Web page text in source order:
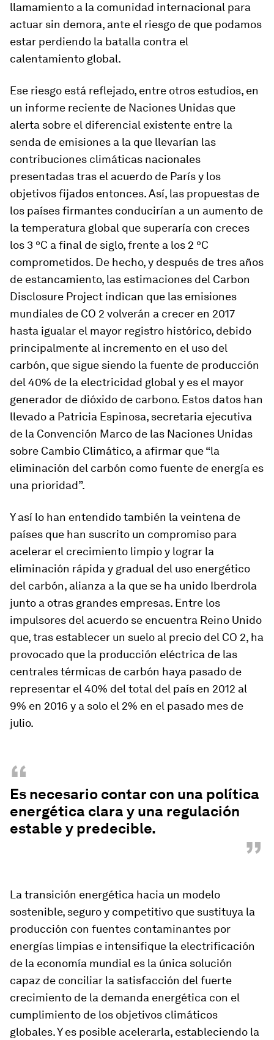
llamamiento a la comunidad internacional para
actuar sin demora, ante el riesgo de que podamos
estar perdiendo la batalla contra el
calentamiento global.
Ese riesgo está reflejado, entre otros estudios, en
un informe reciente de Naciones Unidas que
alerta sobre el diferencial existente entre la
senda de emisiones a la que llevarían las
contribuciones climáticas nacionales
presentadas tras el acuerdo de París y los
objetivos fijados entonces. Así, las propuestas de
los países firmantes conducirían a un aumento de
la temperatura global que superaría con creces
los 3 ºC a final de siglo, frente a los 2 ºC
comprometidos. De hecho, y después de tres años
de estancamiento, las estimaciones del Carbon
Disclosure Project indican que las emisiones
mundiales de CO 2 volverán a crecer en 2017
hasta igualar el mayor registro histórico, debido
principalmente al incremento en el uso del
carbón, que sigue siendo la fuente de producción
del 40% de la electricidad global y es el mayor
generador de dióxido de carbono. Estos datos han
llevado a Patricia Espinosa, secretaria ejecutiva
de la Convención Marco de las Naciones Unidas
sobre Cambio Climático, a afirmar que “la
eliminación del carbón como fuente de energía es
una prioridad”.
Y así lo han entendido también la veintena de
países que han suscrito un compromiso para
acelerar el crecimiento limpio y lograr la
eliminación rápida y gradual del uso energético
del carbón, alianza a la que se ha unido Iberdrola
junto a otras grandes empresas. Entre los
impulsores del acuerdo se encuentra Reino Unido
que, tras establecer un suelo al precio del CO 2, ha
provocado que la producción eléctrica de las
centrales térmicas de carbón haya pasado de
representar el 40% del total del país en 2012 al
9% en 2016 y a solo el 2% en el pasado mes de
julio.
“
Es necesario contar con una política
energética clara y una regulación
estable y predecible.
”
La transición energética hacia un modelo
sostenible, seguro y competitivo que sustituya la
producción con fuentes contaminantes por
energías limpias e intensifique la electrificación
de la economía mundial es la única solución
capaz de conciliar la satisfacción del fuerte
crecimiento de la demanda energética con el
cumplimiento de los objetivos climáticos
globales. Y es posible acelerarla, estableciendo la